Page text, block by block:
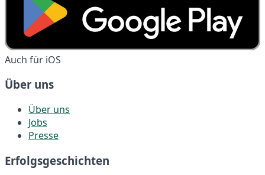
Auch für iOS
Über uns
Über uns
Jobs
Presse
Erfolgsgeschichten